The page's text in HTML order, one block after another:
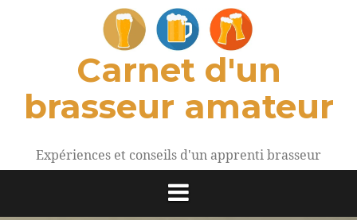
Carnet d'un
brasseur amateur
Expériences et conseils d'un apprenti brasseur